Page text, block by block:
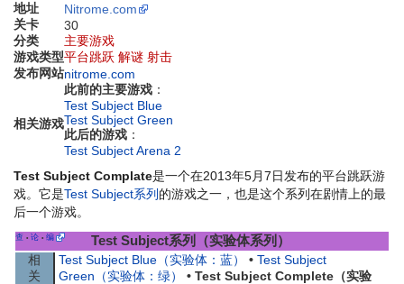
地址
Nitrome.com
关卡
30
分类
主要游戏
游戏类型平台跳跃 解谜 射击
发布网站nitrome.com
相关游戏
此前的主要游戏 ：
Test Subject Blue
Test Subject Green
此后的游戏 ：
Test Subject Arena 2
Test Subject Complate是一个在2013年5月7日发布的平台跳跃游
戏。它是Test Subject系列 的游戏之一，也是这个系列在剧情上的最
后一个游戏。
查 • 论 • 编 Test Subject系列（实验体系列）
相
关
Test Subject Blue（实验体：蓝） • Test Subject
Green（实验体：绿）
• Test Subject Complete（实验